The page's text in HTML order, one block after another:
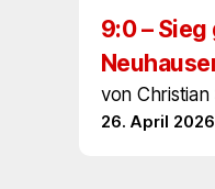
9:0 –
von
26. April 2026